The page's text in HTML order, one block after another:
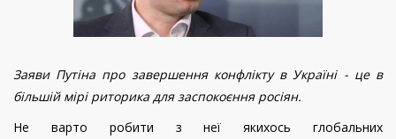
Заяви Путіна про завершення конфлікту в Україні - це в
більшій мірі риторика для заспокоєння росіян.
Не варто робити з неї якихось глобальних